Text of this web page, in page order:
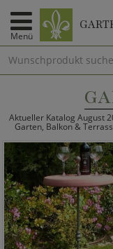
Menü
Aktueller Katalog August
Garten, Balkon &